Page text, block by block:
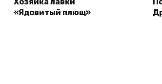
«Ядовитый плющ»